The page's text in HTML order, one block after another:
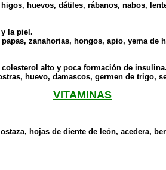
huevos, dátiles, rábanos, nabos,
la piel.
zanahorias, hongos, apio, yema de
alto y poca formación de insulina.
huevo, damascos, germen de trigo,
VITAMINAS
hojas de diente de león, acedera,